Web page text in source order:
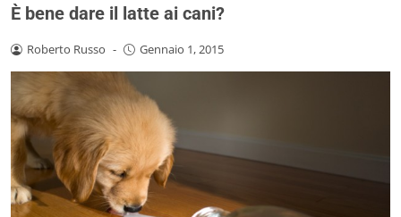
È bene dare il latte ai cani?
Roberto Russo - Gennaio 1, 2015